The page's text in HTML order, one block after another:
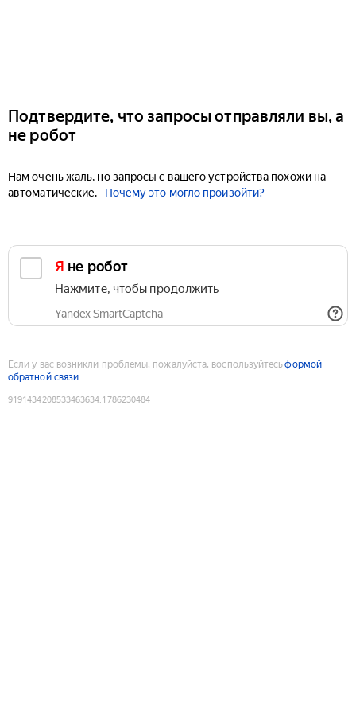
Подтвердите, что запросы отправляли вы, а
не робот
Нам очень жаль, но запросы с вашего устройства похожи на
автоматические.
Почему это могло произойти?
Я не робот
Нажмите, чтобы продолжить
Yandex SmartCaptcha
Если у вас возникли проблемы, пожалуйста, воспользуйтесьформой
обратной связи
9191434208533463634:1786230484